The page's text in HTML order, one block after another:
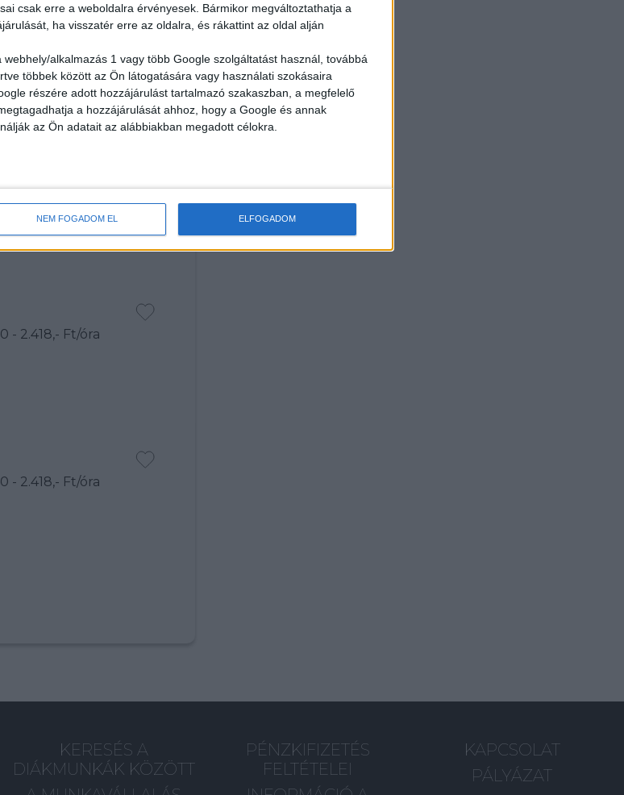
csak erre a weboldalra érvényesek. Bármikor megváltoztathatja a
ha visszatér erre az oldalra, és rákattint az oldal alján
alkalmazás 1 vagy több Google szolgáltatást használ, továbbá
többek között az Ön látogatására vagy használati szokásaira
részére adott hozzájárulást tartalmazó szakaszban, a megfelelő
a hozzájárulását ahhoz, hogy a Google és annak
az Ön adatait az alábbiakban megadott célokra.
NEM FOGADOM EL ELFOGADOM
- 2.418,- Ft/óra
- 2.418,- Ft/óra
- 2.418,- Ft/óra
KERESÉS A
DIÁKMUNKÁK KÖZÖTT
PÉNZKIFIZETÉS
FELTÉTELEI
KAPCSOLAT
PÁLYÁZAT